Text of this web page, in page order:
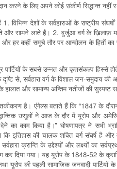
करने के लिए अपने कोई संकीर्ण सिद्धान्त नहीं
विभिन्न देशों के सर्वहाराओं के राष्ट्रीय संघर्षों
और सामने लाते हैं। 2. बुर्जुआ वर्ग के ख़िलाफ़
हर कहीं समूचे तौर पर आन्दोलन के हितों का
पार्टियों के सबसे उन्नत और कृतसंकल्प हिस्से
से, सर्वहारा वर्ग के विशाल जन-समुदाय की
और सामान्य अन्तिम नतीजों की
है। एंगेल्स बताते हैं कि “1847 के दौरान
उसूलों ने आज के दौर में यूरोप और
का काम किया है।” घोषणापत्र ने सभी
कि इतिहास की चालक शक्ति वर्ग-संघर्ष है और
क्रान्ति के उद्देश्यों और लक्ष्यों का
दिया गया। यह यूरोप के 1848-52 के
की पहली सामाजिक जनवादी पार्टियों के